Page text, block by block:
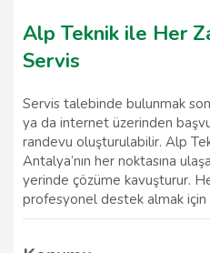
Alp Teknik ile Her
Servis
Servis talebinde bulunmak
ya da internet üzerinden
randevu oluşturulabilir. Alp
Antalya’nın her noktasına
yerinde çözüme kavuşturur.
profesyonel destek almak